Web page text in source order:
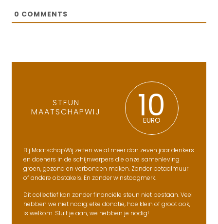
0 COMMENTS
STEUN
MAATSCHAPWIJ
10
EURO
Bij MaatschapWij zetten we al meer dan zeven jaar denkers
en doeners in de schijnwerpers die onze samenleving
groen, gezond en verbonden maken. Zonder betaalmuur
of andere obstakels. En zonder winstoogmerk.
Dit collectief kan zonder financiële steun niet bestaan. Veel
hebben we niet nodig: elke donatie, hoe klein of groot ook,
is welkom. Sluit je aan, we hebben je nodig!